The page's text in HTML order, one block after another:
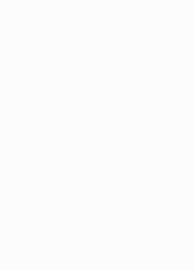
během schůzky generovat
k přetížení jedné jednotky nebo k
a práce s více
multisplit technologie, kdy je
umožňující napojení až tří
místnostech samostatně
energetické ztráty
prostor je takové řešení